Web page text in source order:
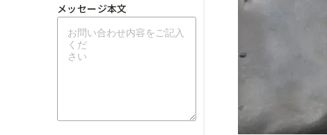
メッセージ本文